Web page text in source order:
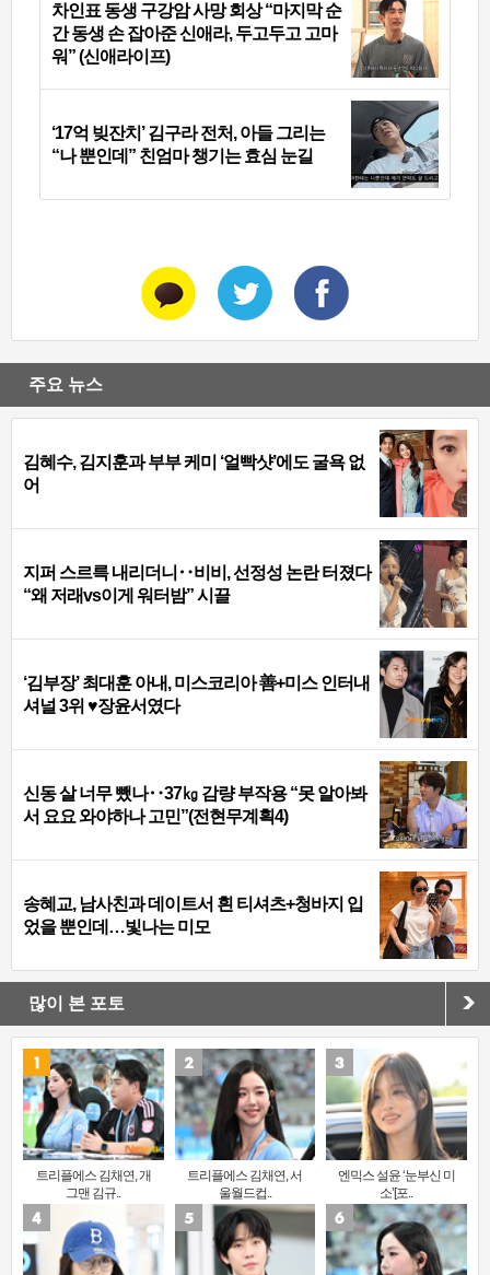
차인표 동생 구강암 사망 회상 “마지막 순
간 동생 손 잡아준 신애라, 두고두고 고마
워” (신애라이프)
‘17억 빚잔치’ 김구라 전처, 아들 그리는
“나 뿐인데” 친엄마 챙기는 효심 눈길
주요 뉴스
김혜수, 김지훈과 부부 케미 ‘얼빡샷’에도 굴욕 없
어
지퍼 스르륵 내리더니‥비비, 선정성 논란 터졌다
“왜 저래vs이게 워터밤” 시끌
‘김부장’ 최대훈 아내, 미스코리아 善+미스 인터내
셔널 3위 ♥장윤서였다
신동 살 너무 뺐나‥37㎏ 감량 부작용 “못 알아봐
서 요요 와야하나 고민”(전현무계획4)
송혜교, 남사친과 데이트서 흰 티셔츠+청바지 입
었을 뿐인데…빛나는 미모
많이 본 포토
트리플에스 김채연, 개
그맨 김규..
트리플에스 김채연, 서
울월드컵..
엔믹스 설윤 ‘눈부신 미
소’[포..